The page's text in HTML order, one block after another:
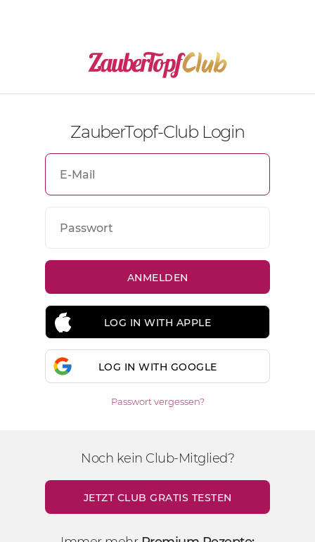
ZauberTopf-Club Login
LOG IN WITH APPLE
LOG IN WITH GOOGLE
Passwort vergessen?
Noch kein Club-Mitglied?
JETZT CLUB GRATIS TESTEN